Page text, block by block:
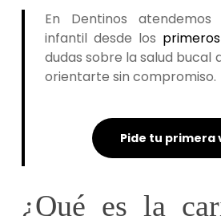
En Dentinos
infantil desde los
dudas sobre la salud bucal
orientarte sin compromiso.
Pide tu primera
¿Qué es la